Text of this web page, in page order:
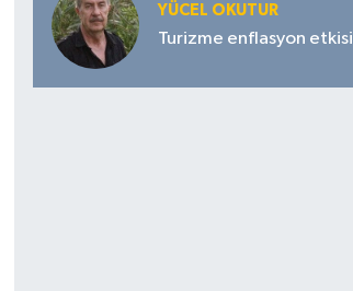
YÜCEL OKUTUR
Turizme enflasyon etkisi